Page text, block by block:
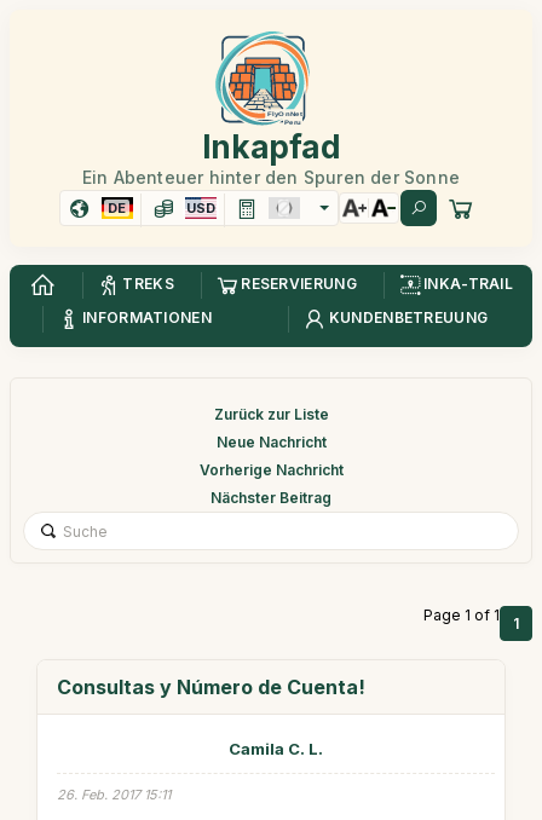
Inkapfad
Ein Abenteuer hinter den Spuren der Sonne
DE USD
TREKS RESERVIERUNG
INKA-TRAIL
INFORMATIONEN
KUNDENBETREUUNG
Zurück zur Liste
Neue Nachricht
Vorherige Nachricht
Nächster Beitrag
Page 1 of 1 1
Consultas y Número de Cuenta!
Camila C. L.
26. Feb. 2017 15:11